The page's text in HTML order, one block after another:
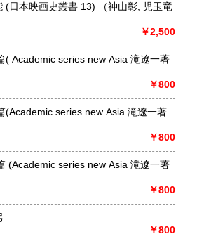
ンルの書籍をお取り扱いしておりま
はお任せください！
理まで
・戦中の古書・紙物(古いチラシなど)
古写真等 CD・DVDなど 買取りして
わせください!
の曜日でも出張買取等により休みの場
史叢書 13) （神山彰, 児玉竜
￥2,500
( Academic series new Asia 滝遼一著
￥800
(Academic series new Asia 滝遼一著
￥800
(Academic series new Asia 滝遼一著
￥800
￥800